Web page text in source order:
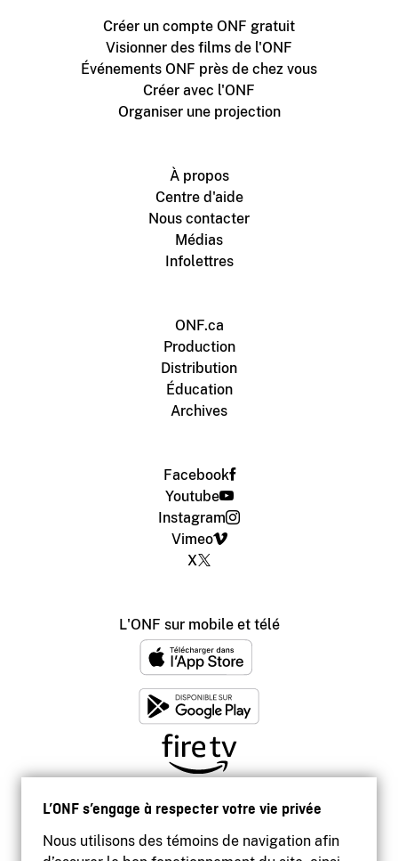
L’ONF s’engage à respecter votre vie privée
Nous utilisons des témoins de navigation afin
Créer un compte ONF gratuit
Visionner des films de l'ONF
Événements ONF près de chez vous
Créer avec l'ONF
Organiser une projection
À propos
Centre d'aide
Nous contacter
Médias
Infolettres
ONF.ca
Production
Distribution
Éducation
Archives
Facebook
Youtube
Instagram
Vimeo
X
L'ONF sur mobile et télé